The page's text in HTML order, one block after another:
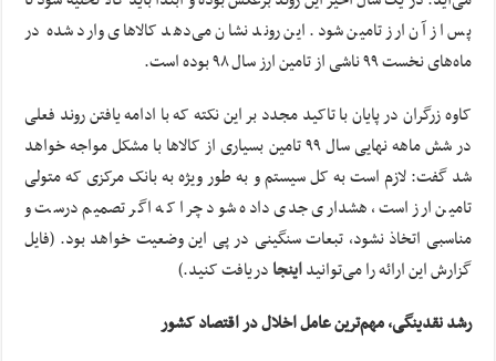
پس از آن ارز تامین شود. این روند نشان می‌دهد کالاهای وارد شده‌ در
ماه‌های نخست ۹۹ ناشی از تامین ارز سال ۹۸ بوده است.
کاوه زرگران در پایان با تاکید مجدد بر این نکته که با ادامه یافتن روند فعلی
در شش ماهه نهایی سال ۹۹ تامین بسیاری از کالاها با مشکل مواجه خواهد
شد گفت: لازم است به کل سیستم و به طور ویژه به بانک مرکزی که متولی
تامین ارز است، هشداری جدی داده شود چرا که اگر تصمیم درست و
مناسبی اتخاذ نشود، تبعات سنگینی در پی این وضعیت خواهد بود. (فایل
گزارش این ارائه را می‌توانیداینجادریافت کنید.)
رشد نقدینگی، مهم‌ترین عامل اخلال در اقتصاد کشور